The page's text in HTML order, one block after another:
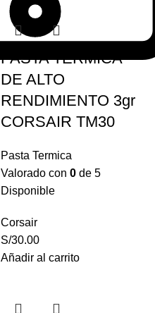
PASTA TERMICA
DE ALTO
RENDIMIENTO 3gr
CORSAIR TM30
Pasta Termica
Valorado con 0 de 5
Disponible
Corsair
S/30.00
Añadir al carrito